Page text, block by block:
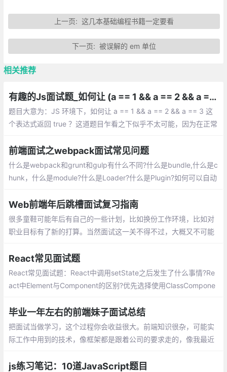
上一页: 这几本基础编程书籍一定要看
下一页: 被误解的 em 单位
相关推荐
有趣的Js面试题_如何让 (a == 1 && a == 2 && a == 3) 返回 true
题目大意为：JS 环境下，如何让 a == 1 && a == 2 && a == 3 这
个表达式返回 true ？这道题目乍看之下似乎不太可能，因为在正常
变化的。
前端面试之webpack面试常见问题
什么是webpack和grunt和gulp有什么不同?什么是bundle,什么是c
hunk，什么是module?什么是Loader?什么是Plugin?如何可以自动
有什么区别?
Web前端年后跳槽面试复习指南
很多童鞋可能年后有自己的一些计划，比如换份工作环境，比如对
职业目标有了新的打算。当然面试这一关不得不过，大概又不可能
React常见面试题
React常见面试题：React中调用setState之后发生了什么事情?Re
act中Element与Component的区别?优先选择使用ClassCompone
么?React中keys的作用是什么?
毕业一年左右的前端妹子面试总结
把面试当做学习，这个过程你会收益很大。
前端知识很杂，可能实际工作中用到的技
最近也在看React啦，Vue和React都对比着
js练习笔记：10道JavaScript题目